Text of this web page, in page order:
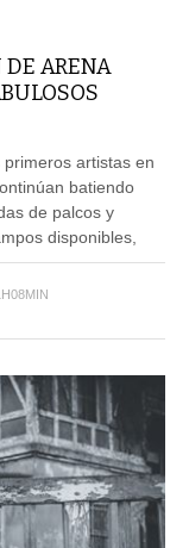
ARENA
artistas en
batiendo
de palcos y
disponibles,